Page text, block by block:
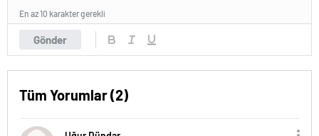
Gönder
En az 10 karakter gerekli
Tüm Yorumlar (2)